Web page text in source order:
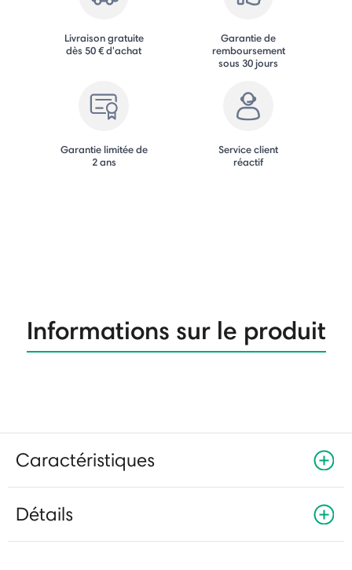
Livraison gratuite
dès 50 € d'achat
Garantie de
remboursement
sous 30 jours
Garantie limitée de
2 ans
Service client
réactif
Informations sur le produit
Caractéristiques
Détails